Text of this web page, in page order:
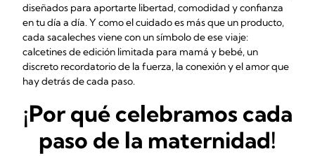
diseñados para aportarte libertad, comodidad y confianza
en tu día a día. Y como el cuidado es más que un producto,
cada sacaleches viene con un símbolo de ese viaje:
calcetines de edición limitada para mamá y bebé, un
discreto recordatorio de la fuerza, la conexión y el amor que
hay detrás de cada paso.
¡Por qué celebramos cada
paso de la maternidad!